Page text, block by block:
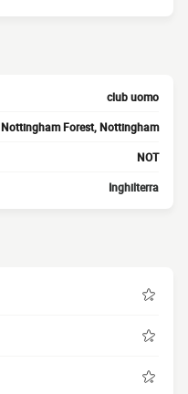
club uomo
Nottingham Forest, Nottingham
NOT
Inghilterra